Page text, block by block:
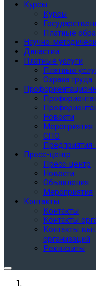
Курсы
Курсы
Платные
Научно-
Династии
Платные услуги
Платные
Охрана труда
Новости
Мероприятия
СПО
Пресс-центр
Пресс-центр
Новости
Объявления
Мероприятия
Контакты
Контакты
Контакты
Контакты
организаций
Реквизиты